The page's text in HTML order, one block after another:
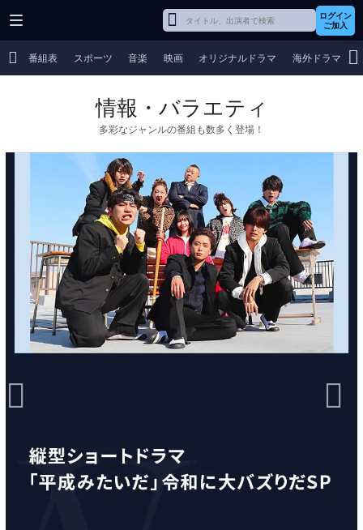
ログイン
ご加入
番組表 スポーツ 音楽 映画 オリジナルドラマ 海外ドラマ
情報・バラエティ
多彩なジャンルの番組も数多く登場！